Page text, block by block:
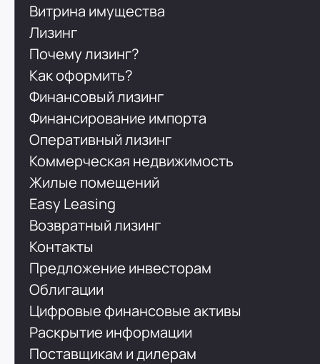
Витрина имущества
Лизинг
Почему лизинг?
Как оформить?
Финансовый лизинг
Финансирование импорта
Оперативный лизинг
Коммерческая недвижимость
Жилые помещений
Easy Leasing
Возвратный лизинг
Контакты
Предложение инвесторам
Облигации
Цифровые финансовые активы
Раскрытие информации
Поставщикам и дилерам